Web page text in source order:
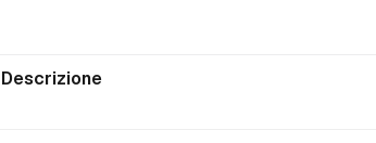
Descrizione